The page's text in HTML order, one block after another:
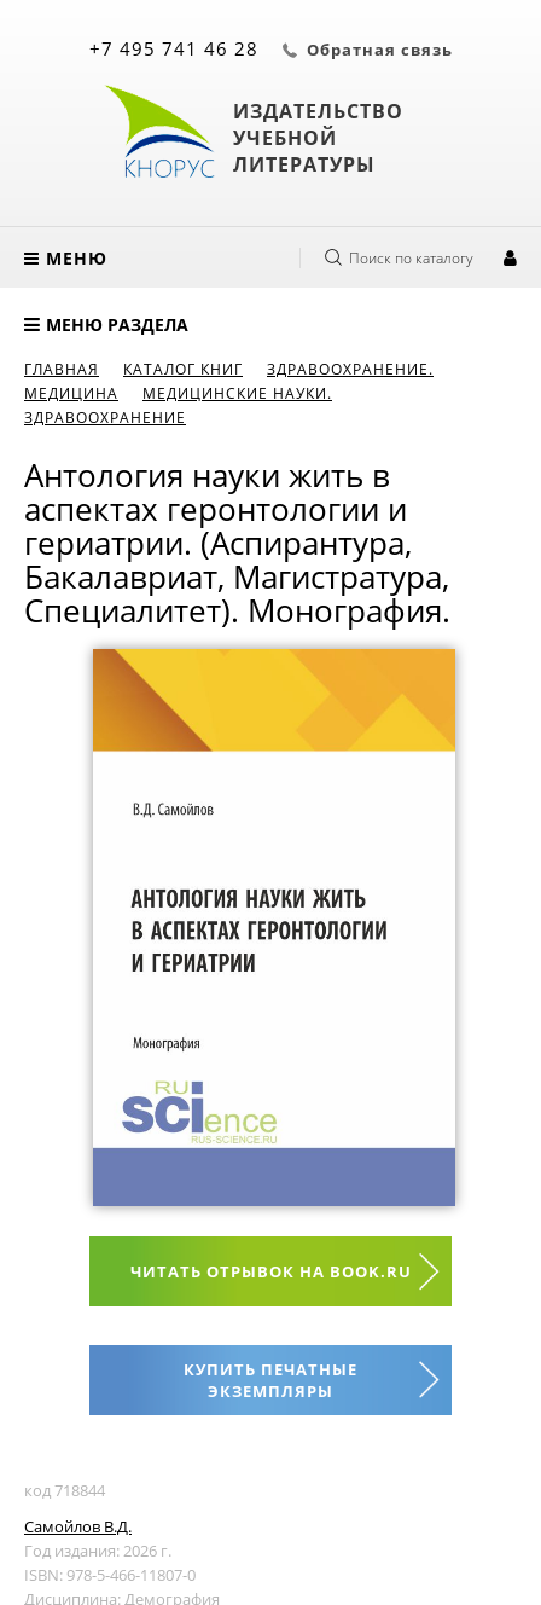
ИЗДАТЕЛЬСТВО
УЧЕБНОЙ
ЛИТЕРАТУРЫ
+7 495 741 46 28 Обратная связь
МЕНЮ Поиск по каталогу
МЕНЮ РАЗДЕЛА
ГЛАВНАЯ КАТАЛОГ КНИГ
ЗДРАВООХРАНЕНИЕ.
МЕДИЦИНА
МЕДИЦИНСКИЕ НАУКИ.
ЗДРАВООХРАНЕНИЕ
Антология науки жить в
аспектах геронтологии и
гериатрии. (Аспирантура,
Бакалавриат, Магистратура,
Специалитет). Монография.
ЧИТАТЬ ОТРЫВОК НА BOOK.RU
КУПИТЬ ПЕЧАТНЫЕ
ЭКЗЕМПЛЯРЫ
код 718844
Самойлов В.Д.
Год издания: 2026 г.
ISBN: 978-5-466-11807-0
Дисциплина:Демография